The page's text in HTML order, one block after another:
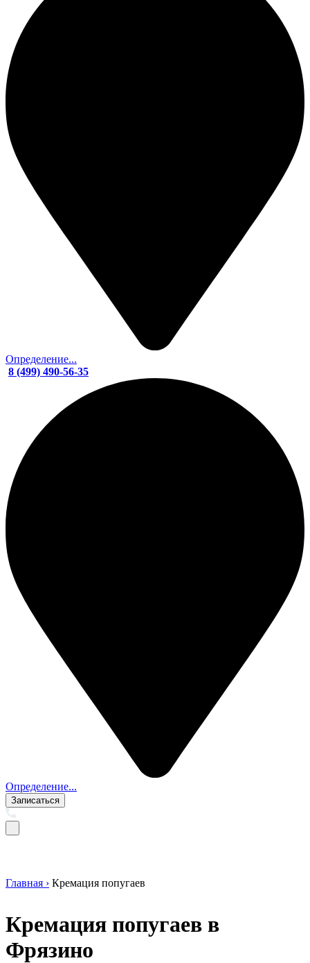
Определение...
8 (499) 490-56-35
Определение...
Записаться
Главная › Кремация попугаев
Кремация попугаев в
Фрязино